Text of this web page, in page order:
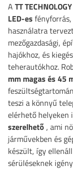
A TT TECHNOLOGY
LED-es
használatra
mezőgazdasági,
hajókhoz, és
teherautókhoz.
mm magas és 45
teszi a könnyű
elérhető helyeken
szerelhető , ami
járművekben és
készült, így
sérüléseknek